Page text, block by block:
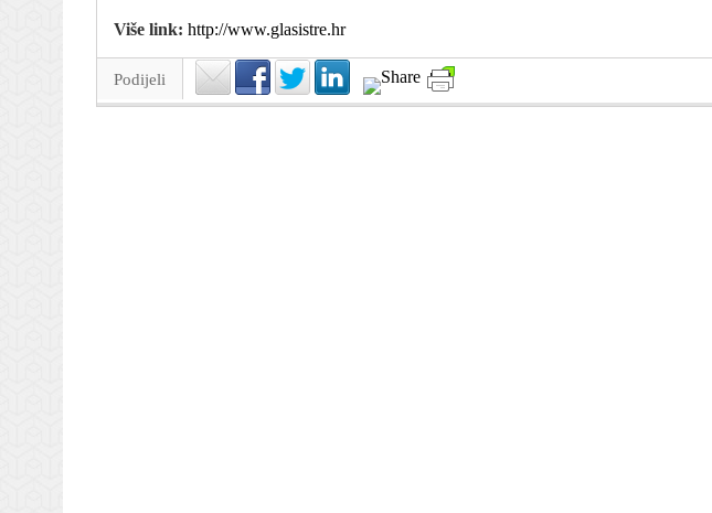
Više link: http://www.glasistre.hr
Podijeli